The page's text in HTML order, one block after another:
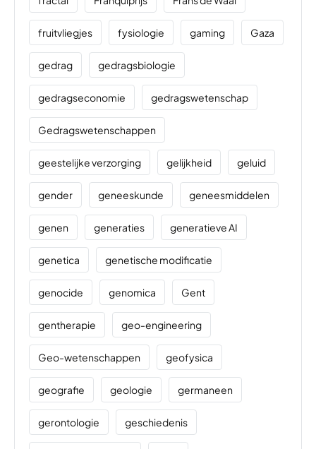
fruitvliegjes fysiologie gaming Gaza
gedrag gedragsbiologie
gedragseconomie gedragswetenschap
Gedragswetenschappen
geestelijke verzorging gelijkheid geluid
gender geneeskunde geneesmiddelen
genen generaties generatieve AI
genetica genetische modificatie
genocide genomica Gent
gentherapie geo-engineering
Geo-wetenschappen geofysica
geografie geologie germaneen
gerontologie geschiedenis